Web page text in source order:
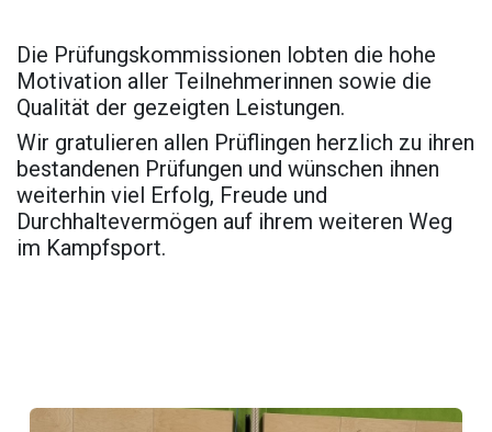
Die Prüfungskommissionen lobten die hohe
Motivation aller Teilnehmerinnen sowie die
Qualität der gezeigten Leistungen.
Wir gratulieren allen Prüflingen herzlich zu ihren
bestandenen Prüfungen und wünschen ihnen
weiterhin viel Erfolg, Freude und
Durchhaltevermögen auf ihrem weiteren Weg
im Kampfsport.